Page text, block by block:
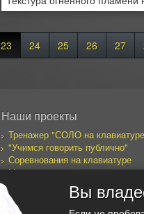
23 24 25 26 27
Наши проекты
Тренажер "СОЛО на
"Учимся говорить публично"
Соревнования на клавиатуре
Моя собака желает
Дневник предпринимателя
Все проекты
Вы